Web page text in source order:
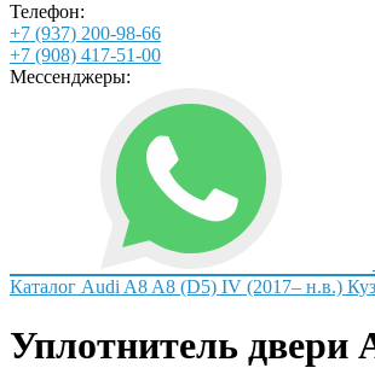
Телефон:
+7 (937) 200-98-66
+7 (908) 417-51-00
Мессенджеры:
Каталог Audi A8 A8 (D5) IV (2017– н.в.)
Уплотнитель двери